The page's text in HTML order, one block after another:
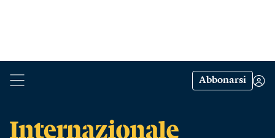
Abbonarsi